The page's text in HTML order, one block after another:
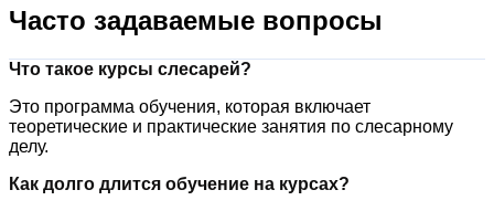
Часто задаваемые вопросы
Что такое курсы слесарей?
Это программа обучения, которая включает
теоретические и практические занятия по слесарному
делу.
Как долго длится обучение на курсах?